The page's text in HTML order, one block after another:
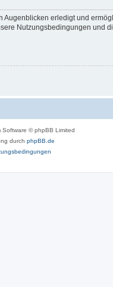
erledigt und
Nutzungsbedingungen und
Software © phpBB Limited
durch phpBB.de